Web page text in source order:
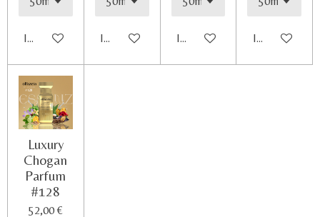
In den WarenkorbIn den WarenkorbIn den WarenkorbIn den
Luxury
Chogan
Parfum
#128
52,00 €